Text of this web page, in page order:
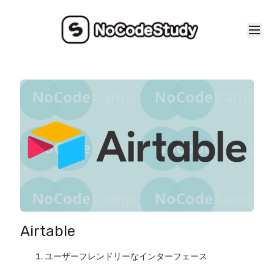
Airtable
ユーザーフレンドリーなインターフェース